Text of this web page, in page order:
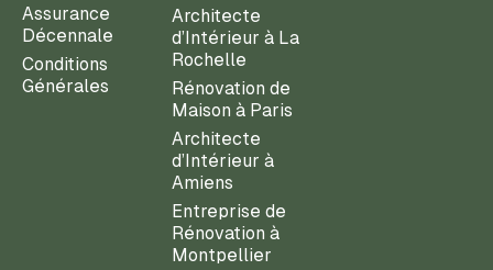
Assurance
Décennale
Conditions
Générales
Architecte
d’Intérieur à La
Rochelle
Rénovation de
Maison à Paris
Architecte
d’Intérieur à
Amiens
Entreprise de
Rénovation à
Montpellier